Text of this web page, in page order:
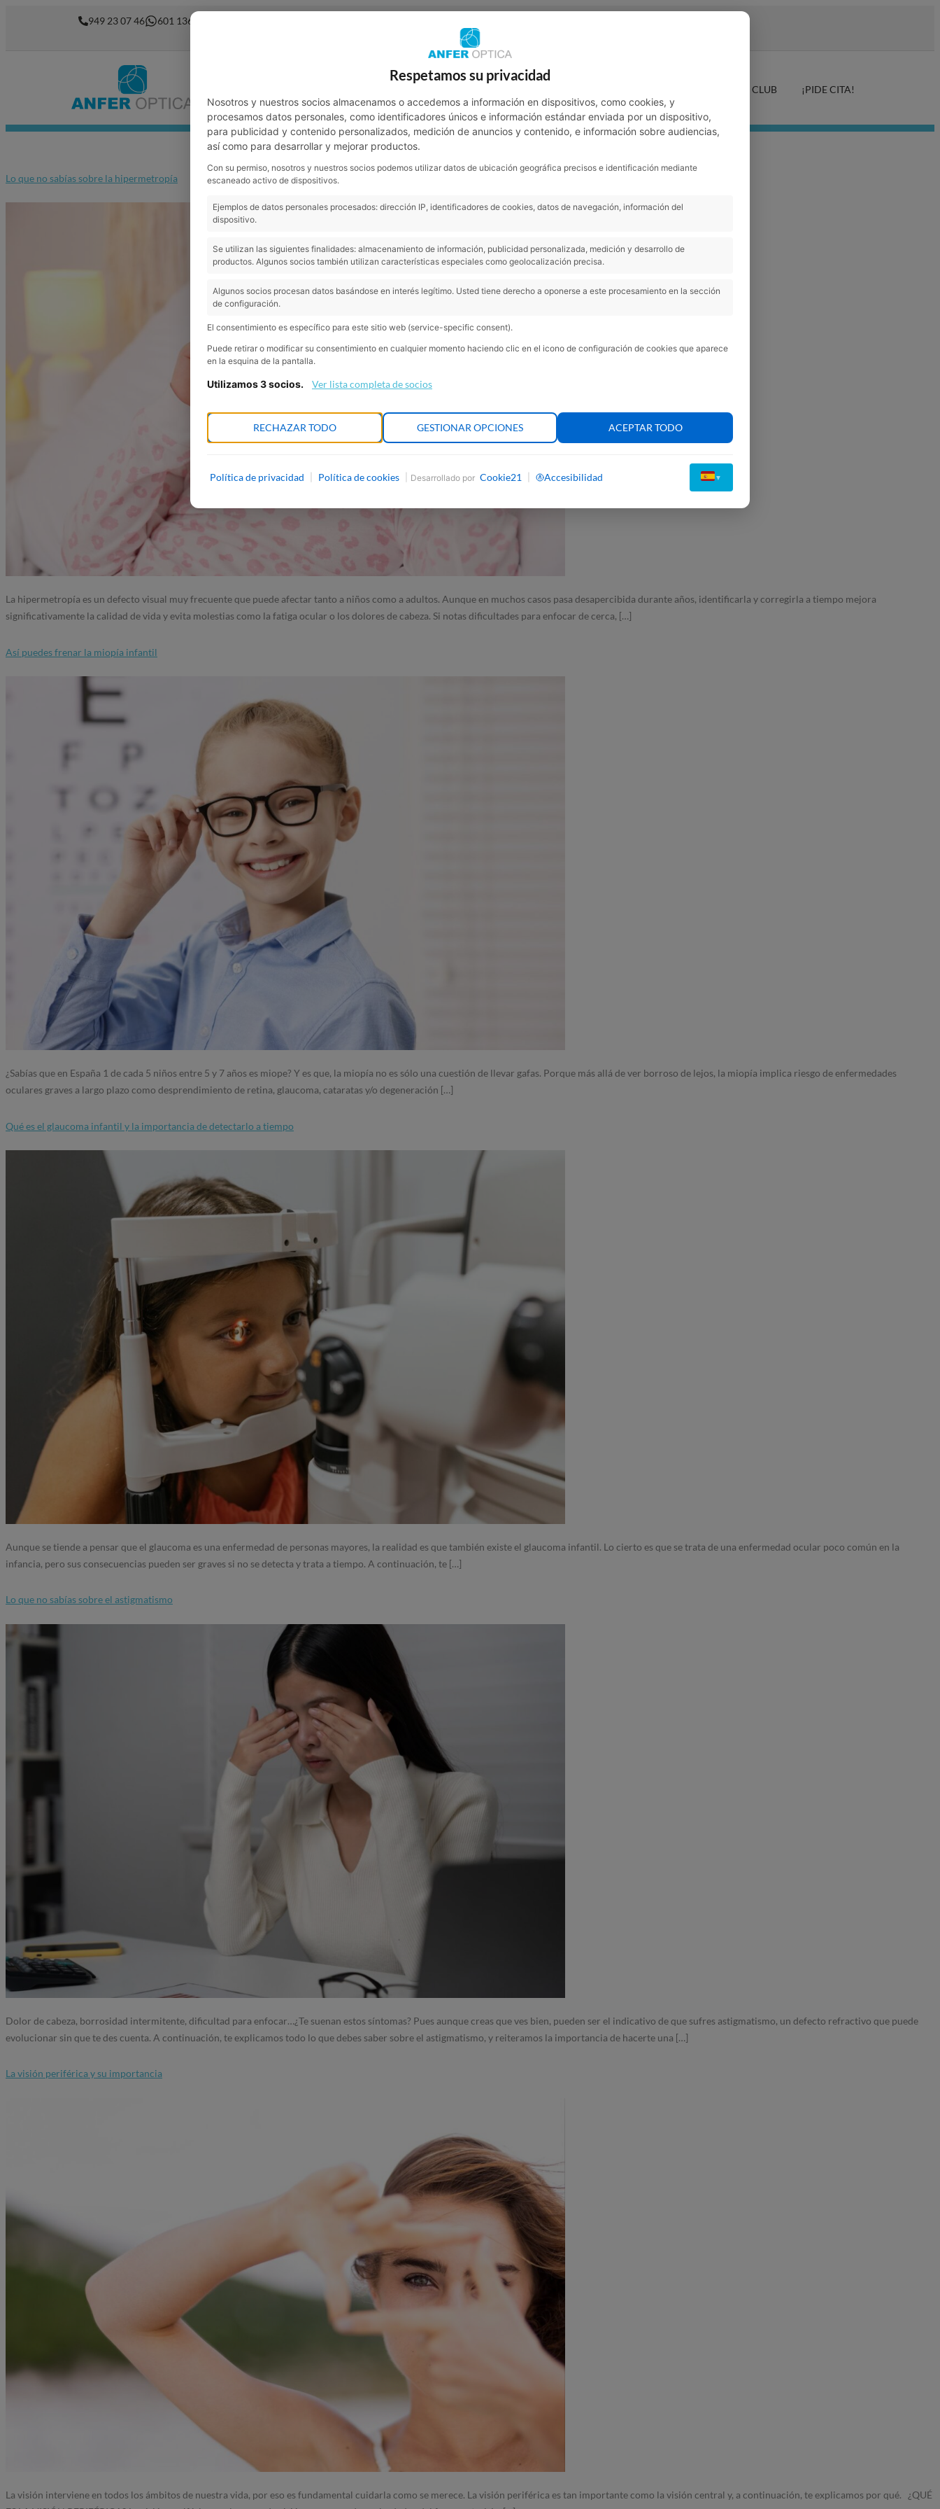
949 23 07 46 601 136 762
ANFER CLUB ¡PIDE CITA!
Lo que no sabías sobre la hipermetropía
La hipermetropía es un defecto visual muy frecuente que puede afectar tanto a niños como a adultos. Aunque en muchos casos pasa desapercibida durante años, identificarla y corregirla a tiempo mejora
significativamente la calidad de vida y evita molestias como la fatiga ocular o los dolores de cabeza. Si notas dificultades para enfocar de cerca, […]
Así puedes frenar la miopía infantil
¿Sabías que en España 1 de cada 5 niños entre 5 y 7 años es miope? Y es que, la miopía no es sólo una cuestión de llevar gafas. Porque más allá de ver borroso de lejos, la miopía implica riesgo de enfermedades
oculares graves a largo plazo como desprendimiento de retina, glaucoma, cataratas y/o degeneración […]
Qué es el glaucoma infantil y la importancia de detectarlo a tiempo
Aunque se tiende a pensar que el glaucoma es una enfermedad de personas mayores, la realidad es que también existe el glaucoma infantil. Lo cierto es que se trata de una enfermedad ocular poco común en la
infancia, pero sus consecuencias pueden ser graves si no se detecta y trata a tiempo. A continuación, te […]
Lo que no sabías sobre el astigmatismo
Dolor de cabeza, borrosidad intermitente, dificultad para enfocar…¿Te suenan estos síntomas? Pues aunque creas que ves bien, pueden ser el indicativo de que sufres astigmatismo, un defecto refractivo que puede
evolucionar sin que te des cuenta. A continuación, te explicamos todo lo que debes saber sobre el astigmatismo, y reiteramos la importancia de hacerte una […]
La visión periférica y su importancia
La visión interviene en todos los ámbitos de nuestra vida, por eso es fundamental cuidarla como se merece. La visión periférica es tan importante como la visión central y, a continuación, te explicamos por qué. ¿QUÉ
Respetamos su privacidad
Nosotros y nuestros socios almacenamos o accedemos a información en dispositivos, como cookies, y
procesamos datos personales, como identificadores únicos e información estándar enviada por un dispositivo,
para publicidad y contenido personalizados, medición de anuncios y contenido, e información sobre audiencias,
así como para desarrollar y mejorar productos.
Con su permiso, nosotros y nuestros socios podemos utilizar datos de ubicación geográfica precisos e identificación mediante
escaneado activo de dispositivos.
Ejemplos de datos personales procesados: dirección IP, identificadores de cookies, datos de navegación, información del
dispositivo.
Se utilizan las siguientes finalidades: almacenamiento de información, publicidad personalizada, medición y desarrollo de
productos. Algunos socios también utilizan características especiales como geolocalización precisa.
Algunos socios procesan datos basándose en interés legítimo. Usted tiene derecho a oponerse a este procesamiento en la sección
de configuración.
El consentimiento es específico para este sitio web (service-specific consent).
Puede retirar o modificar su consentimiento en cualquier momento haciendo clic en el icono de configuración de cookies que aparece
en la esquina de la pantalla.
Utilizamos 3 socios. Ver lista completa de socios
RECHAZAR TODO GESTIONAR OPCIONES ACEPTAR TODO
Política de privacidad Política de cookies Desarrollado por Cookie21 Accesibilidad ▼